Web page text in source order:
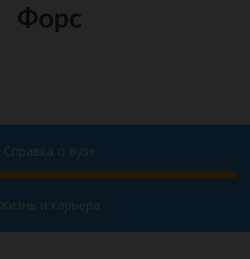
Форс
Справка о вузе
Жизнь и карьера